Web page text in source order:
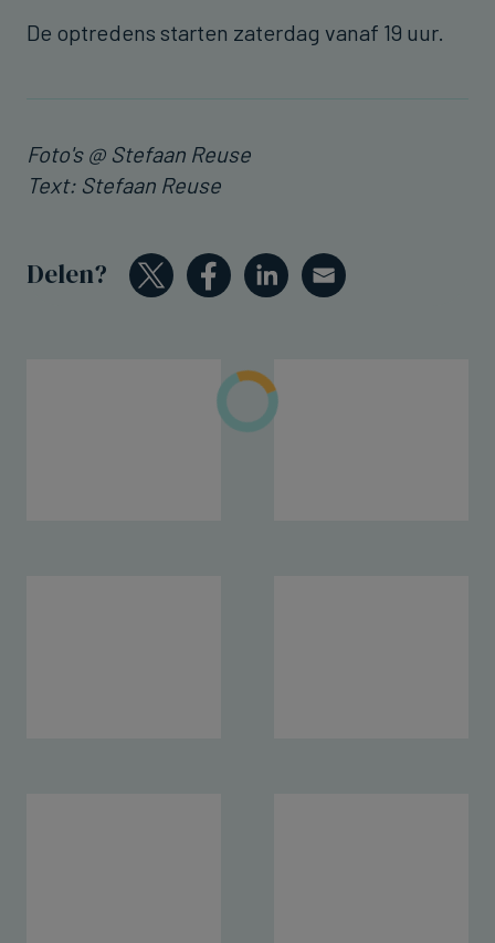
De optredens starten zaterdag vanaf 19 uur.
Foto's @ Stefaan Reuse
Text: Stefaan Reuse
Delen?